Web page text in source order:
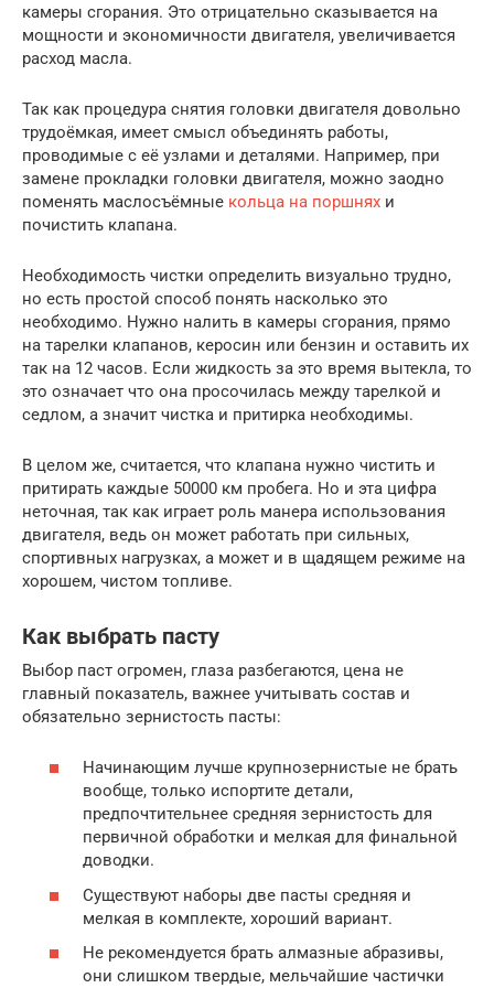
камеры сгорания. Это отрицательно сказывается на
мощности и экономичности двигателя, увеличивается
расход масла.
Так как процедура снятия головки двигателя довольно
трудоёмкая, имеет смысл объединять работы,
проводимые с её узлами и деталями. Например, при
замене прокладки головки двигателя, можно заодно
поменять маслосъёмные кольца на поршнях и
почистить клапана.
Необходимость чистки определить визуально трудно,
но есть простой способ понять насколько это
необходимо. Нужно налить в камеры сгорания, прямо
на тарелки клапанов, керосин или бензин и оставить их
так на 12 часов. Если жидкость за это время вытекла, то
это означает что она просочилась между тарелкой и
седлом, а значит чистка и притирка необходимы.
В целом же, считается, что клапана нужно чистить и
притирать каждые 50000 км пробега. Но и эта цифра
неточная, так как играет роль манера использования
двигателя, ведь он может работать при сильных,
спортивных нагрузках, а может и в щадящем режиме на
хорошем, чистом топливе.
Как выбрать пасту
Выбор паст огромен, глаза разбегаются, цена не
главный показатель, важнее учитывать состав и
обязательно зернистость пасты:
Начинающим лучше крупнозернистые не брать
вообще, только испортите детали,
предпочтительнее средняя зернистость для
первичной обработки и мелкая для финальной
доводки.
Существуют наборы две пасты средняя и
мелкая в комплекте, хороший вариант.
Не рекомендуется брать алмазные абразивы,
они слишком твердые, мельчайшие частички